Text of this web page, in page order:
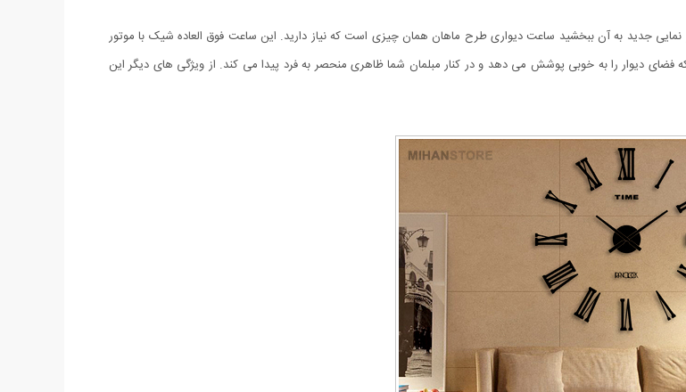
نمایی جدید به آن ببخشید ساعت دیواری طرح ماهان همان چیزی است که نیاز دارید. این ساعت فوق العاده شیک با موتور
فضای دیوار را به خوبی پوشش می دهد و در کنار مبلمان شما ظاهری منحصر به فرد پیدا می کند. از ویژگی های دیگر این